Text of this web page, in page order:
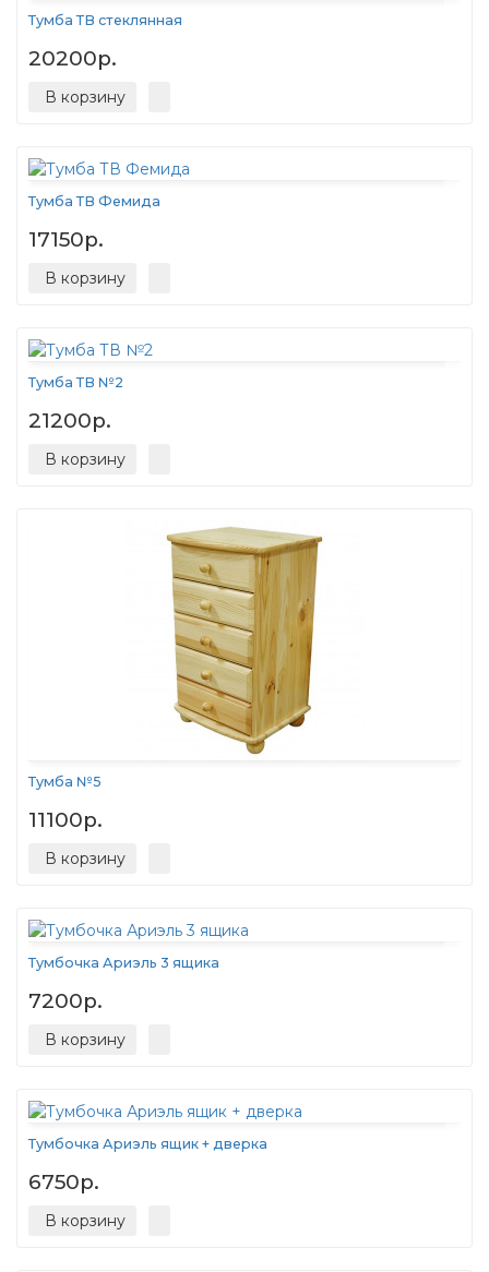
Тумба ТВ стеклянная
20200р.
В корзину
Тумба ТВ Фемида
17150р.
В корзину
Тумба ТВ №2
21200р.
В корзину
Тумба №5
11100р.
В корзину
Тумбочка Ариэль 3 ящика
7200р.
В корзину
Тумбочка Ариэль ящик + дверка
6750р.
В корзину